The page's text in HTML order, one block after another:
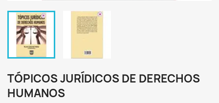
TÓPICOS JURÍDICOS DE DERECHOS
HUMANOS